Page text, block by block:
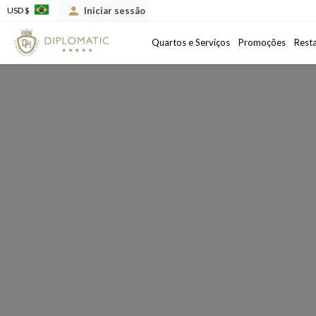
Quartos e Serviços Promoções
USD $ Iniciar sessão
Chegada